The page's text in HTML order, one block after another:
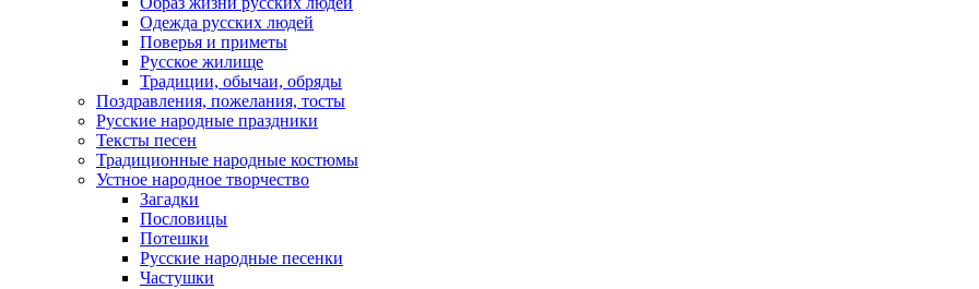
Одежда русских людей
Поверья и приметы
Русское жилище
Традиции, обычаи, обряды
Поздравления, пожелания, тосты
Русские народные праздники
Тексты песен
Традиционные народные костюмы
Устное народное творчество
Загадки
Пословицы
Потешки
Русские народные песенки
Частушки